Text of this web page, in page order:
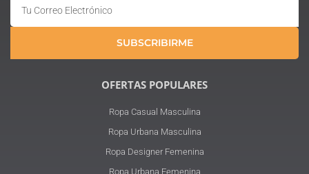
SUBSCRIBIRME
OFERTAS POPULARES
Ropa Casual Masculina
Ropa Urbana Masculina
Ropa Designer Femenina
Ropa Urbana Femenina